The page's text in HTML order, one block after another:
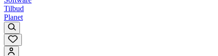
Tilbud
Planet